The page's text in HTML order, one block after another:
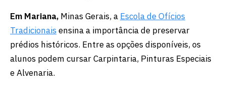
Em Mariana, Minas Gerais, a Escola de Ofícios
Tradicionais ensina a importância de preservar
prédios históricos. Entre as opções disponíveis, os
alunos podem cursar Carpintaria, Pinturas Especiais
e Alvenaria.